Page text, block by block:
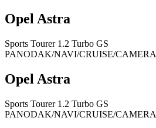
Opel Astra
Sports Tourer 1.2 Turbo GS
PANODAK/NAVI/CRUISE/CAMERA
Opel Astra
Sports Tourer 1.2 Turbo GS
PANODAK/NAVI/CRUISE/CAMERA